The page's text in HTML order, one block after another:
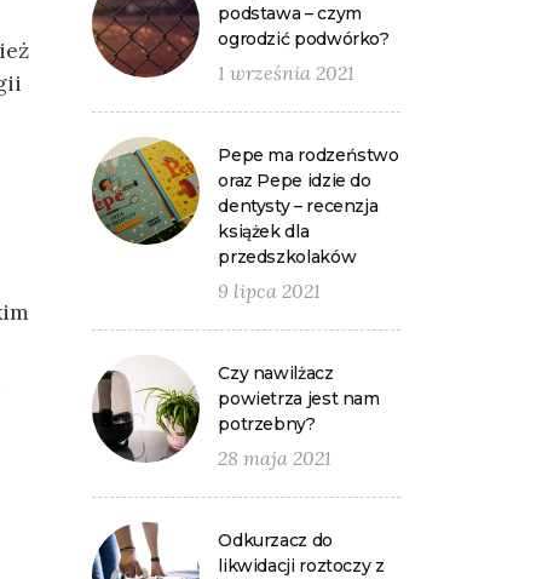
podstawa – czym
ogrodzić podwórko?
1 września 2021
Pepe ma rodzeństwo
oraz Pepe idzie do
dentysty – recenzja
książek dla
przedszkolaków
9 lipca 2021
Czy nawilżacz
powietrza jest nam
potrzebny?
28 maja 2021
Odkurzacz do
likwidacji roztoczy z